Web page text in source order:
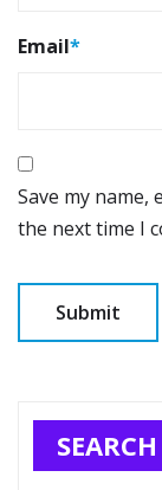
Email*
Save my
the next time I
SEARCH